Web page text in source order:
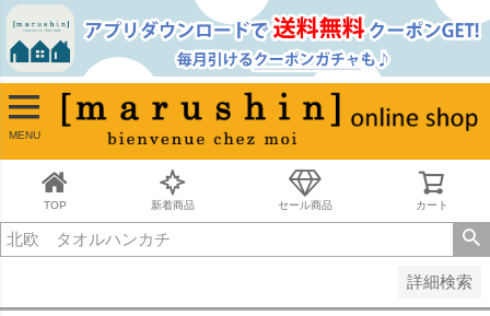
MENU
TOP 新着商品 セール商品 カート
詳細検索
並び順
新着順
古い順
価格が安い順
価格が高い順
キーワードヒット順